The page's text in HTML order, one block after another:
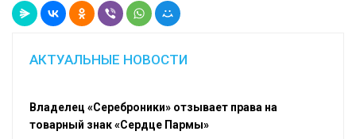
АКТУАЛЬНЫЕ НОВОСТИ
Владелец «Сереброники» отзывает права на
товарный знак «Сердце Пармы»